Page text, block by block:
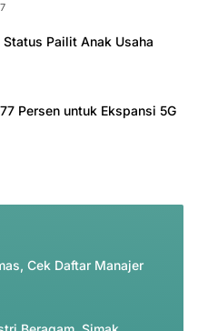
Pailit Anak Usaha
Persen untuk Ekspansi 5G
Cek Daftar Manajer